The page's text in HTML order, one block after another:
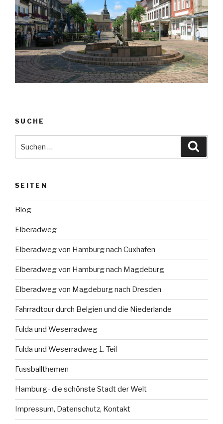
SUCHE
nach:
SEITEN
Blog
Elberadweg
Elberadweg von Hamburg nach Cuxhafen
Elberadweg von Hamburg nach Magdeburg
Elberadweg von Magdeburg nach Dresden
Fahrradtour durch Belgien und die Niederlande
Fulda und Weserradweg
Fulda und Weserradweg 1. Teil
Fussballthemen
Hamburg- die schönste Stadt der Welt
Impressum, Datenschutz, Kontakt